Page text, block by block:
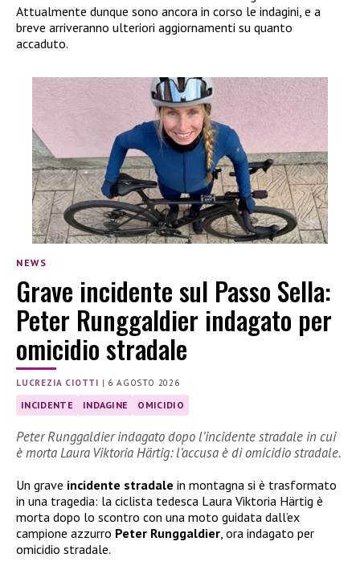
Attualmente dunque sono ancora in corso le indagini, e a
breve arriveranno ulteriori aggiornamenti su quanto
accaduto.
NEWS
Grave incidente sul Passo Sella:
Peter Runggaldier indagato per
omicidio stradale
LUCREZIA CIOTTI | 6 AGOSTO 2026
INCIDENTE INDAGINE OMICIDIO
Peter Runggaldier indagato dopo l’incidente stradale in cui
è morta Laura Viktoria Härtig: l’accusa è di omicidio stradale.
Un grave incidente stradale in montagna si è trasformato
in una tragedia: la ciclista tedesca Laura Viktoria Härtig è
morta dopo lo scontro con una moto guidata dall’ex
campione azzurro Peter Runggaldier, ora indagato per
omicidio stradale.